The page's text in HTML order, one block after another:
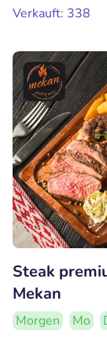
Verkauft: 338
Steak
Mekan
Morgen Mo